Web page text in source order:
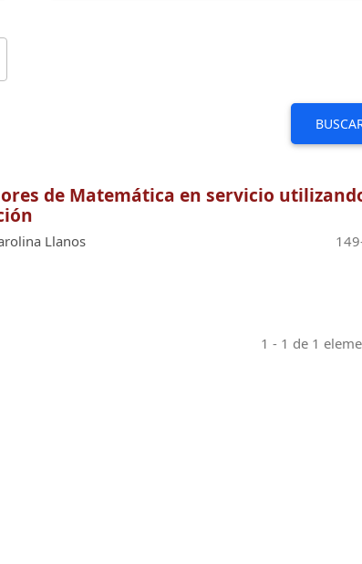
de Matemática en servicio
Llanos
1 - 1 de 1